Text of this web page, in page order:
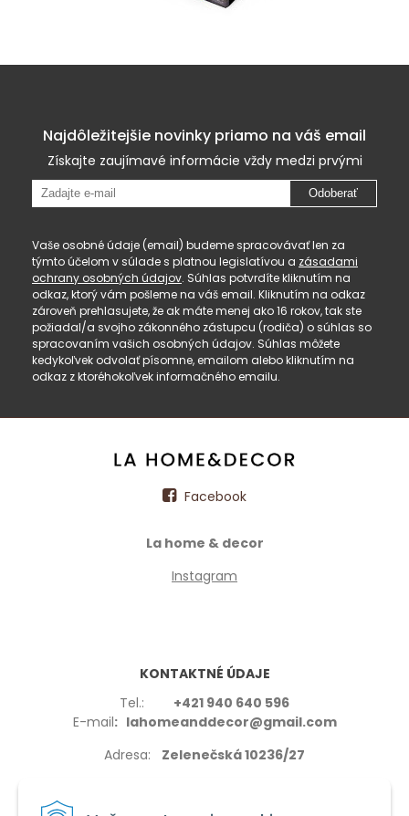
Najdôležitejšie novinky priamo na váš email
Získajte zaujímavé informácie vždy medzi prvými
Odoberať
Vaše osobné údaje (email) budeme spracovávať len za
týmto účelom v súlade s platnou legislatívou a zásadami
ochrany osobných údajov. Súhlas potvrdíte kliknutím na
odkaz, ktorý vám pošleme na váš email. Kliknutím na odkaz
zároveň prehlasujete, že ak máte menej ako 16 rokov, tak ste
požiadal/a svojho zákonného zástupcu (rodiča) o súhlas so
spracovaním vašich osobných údajov. Súhlas môžete
kedykoľvek odvolať písomne, emailom alebo kliknutím na
odkaz z ktoréhokoľvek informačného emailu.
Facebook
La home & decor
Instagram
KONTAKTNÉ ÚDAJE
Tel.: +421 940 640 596
E-mail: lahomeanddecor@gmail.com
Adresa: Zelenečská 10236/27